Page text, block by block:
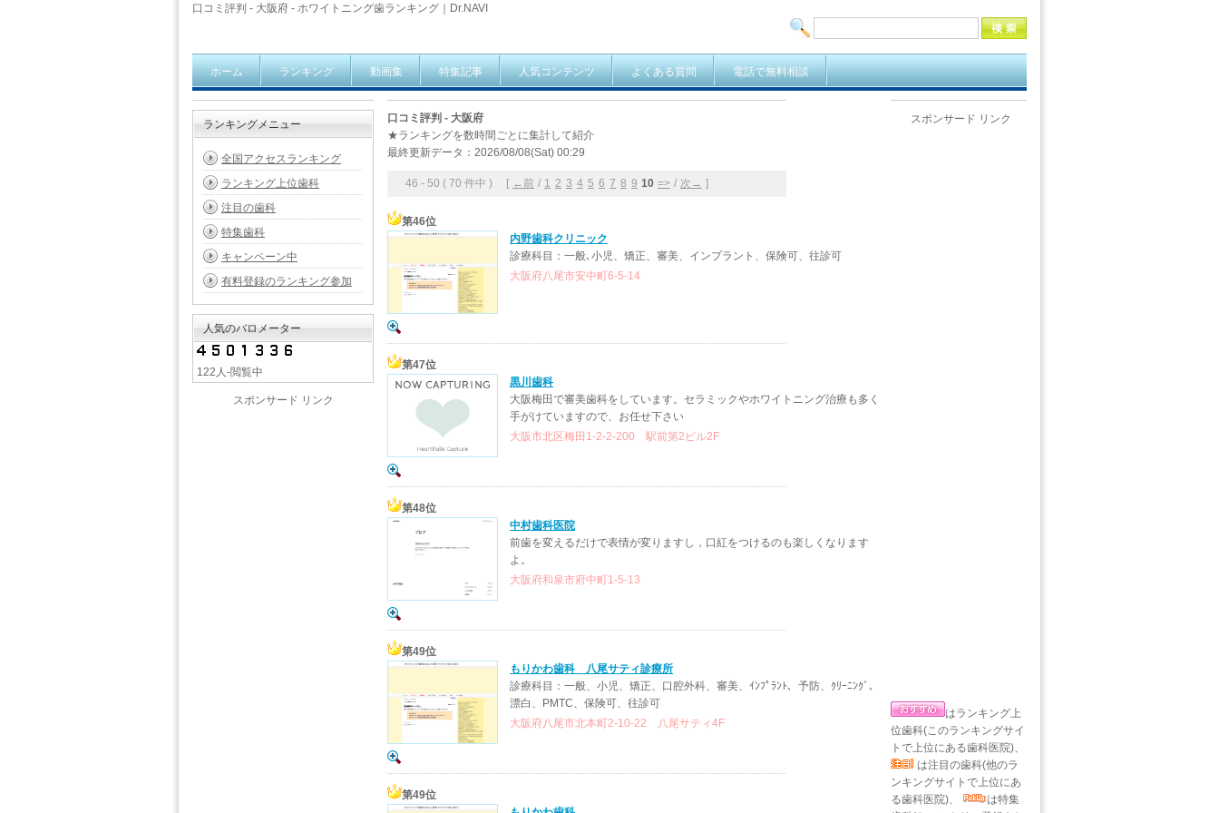
口コミ評判 - 大阪府 - ホワイトニング歯ランキング｜Dr.NAVI
ホーム ランキング 動画集 特集記事 人気コンテンツ よくある質問 電話で無料相談
口コミ評判 - 大阪府
★ランキングを数時間ごとに集計して紹介
最終更新データ：2026/08/08(Sat) 00:29
46 - 50 ( 70 件中 ) [ ←前 / 1 2 3 4 5 6 7 8 9 10 => / 次→ ]
第46位
内野歯科クリニック
診療科目：一般､小児、矯正、審美、インプラント、保険可、往診可
大阪府八尾市安中町6-5-14
第47位
黒川歯科
大阪梅田で審美歯科をしています。セラミックやホワイトニング治療も多く
手がけていますので、お任せ下さい
大阪市北区梅田1-2-2-200 駅前第2ビル2F
第48位
中村歯科医院
前歯を変えるだけで表情が変りますし，口紅をつけるのも楽しくなります
よ。
大阪府和泉市府中町1-5-13
第49位
もりかわ歯科 八尾サティ診療所
診療科目：一般、小児、矯正、口腔外科、審美、ｲﾝﾌﾟﾗﾝﾄ、予防、ｸﾘｰﾆﾝｸﾞ、
漂白、PMTC、保険可、往診可
大阪府八尾市北本町2-10-22 八尾サティ4F
第49位
ランキングメニュー
全国アクセスランキング
ランキング上位歯科
注目の歯科
特集歯科
キャンペーン中
有料登録のランキング参加
人気のバロメーター
122人-閲覧中
スポンサード リンク
スポンサード リンク
はランキング上
位歯科(このランキングサイ
トで上位にある歯科医院)、
は注目の歯科(他のラ
ンキングサイトで上位にあ
る歯科医院)、
は特集